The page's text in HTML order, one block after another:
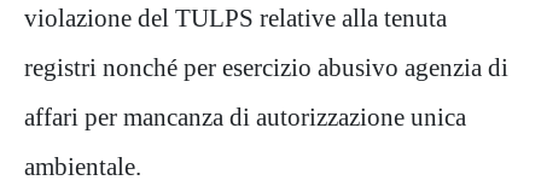
violazione del TULPS relative alla tenuta
registri nonché per esercizio abusivo agenzia di
affari per mancanza di autorizzazione unica
ambientale.